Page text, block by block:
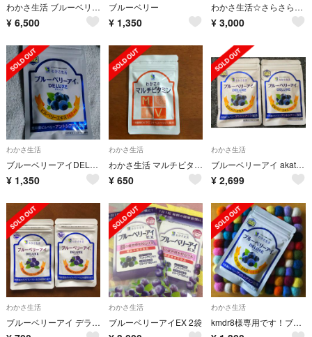
わかさ生活 ブルーベリーアイ 5袋セット
¥ 6,500
ブルーベリー
¥ 1,350
わかさ生活☆さらさら美流☆3ケ¥3000
¥ 3,000
わかさ生活
ブルーベリーアイDELUXE
¥ 1,350
わかさ生活
わかさ生活 マルチビタミン
¥ 650
わかさ生活
ブルーベリーアイ akatsuki様専用
¥ 2,699
わかさ生活
ブルーベリーアイ デラックス
わかさ生活
ブルーベリーアイEX 2袋
わかさ生活
kmdr8様専用です！ブルーベリーアイ